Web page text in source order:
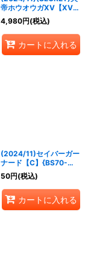
帝ホウオウガXV【XV-
SEC】{BS70-XV03}
《緑》
4,980円(税込)
カートに入れる
(2024/11)セイバーガー
ナード【C】{BS70-
002}《赤》
50円(税込)
カートに入れる